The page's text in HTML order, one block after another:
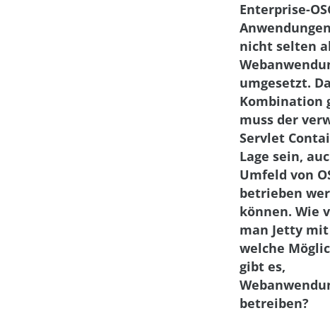
Enterprise-
nicht selten
umgesetzt.
Kombination
muss der
Servlet
Lage sein,
Umfeld von
betrieben
können. Wie
man Jetty mit
welche
gibt es,
betreiben?